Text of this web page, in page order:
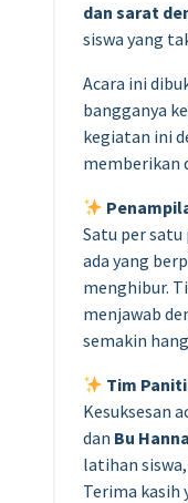
dan sarat
siswa yang
Acara ini
bangganya
kegiatan ini
memberikan
Satu per
ada yang
menghibur.
menjawab
semakin
Tim
Kesuksesan
dan Bu
latihan
Terima kasih